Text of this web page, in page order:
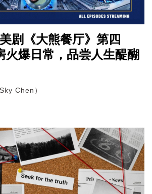
剧《大熊餐厅》第四
火爆日常，品尝人生醍醐
Chen）